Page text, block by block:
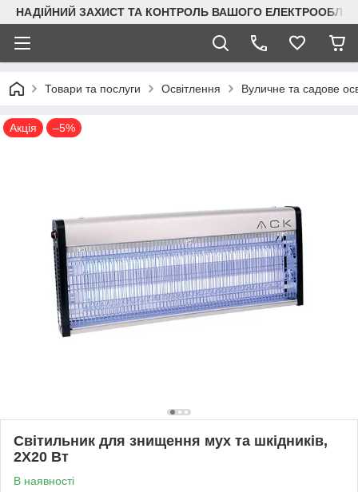
НАДІЙНИЙ ЗАХИСТ ТА КОНТРОЛЬ ВАШОГО
Товари та послуги Освітлення Вуличне та садове
Акція –5%
Світильник для знищення мух та шкідників,
2X20 Вт
В наявності